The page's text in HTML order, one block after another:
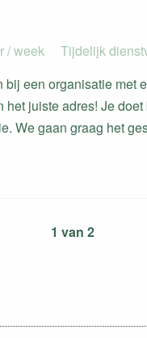
/ week
Tijdelijk
een organisatie met
juiste adres! Je
We gaan graag het
1 van 2